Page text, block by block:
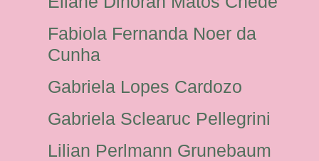
Fabiola Fernanda Noer da
Cunha
Gabriela Lopes Cardozo
Gabriela Sclearuc Pellegrini
Lilian Perlmann Grunebaum